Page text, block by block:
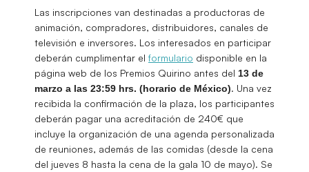
Las inscripciones van destinadas a productoras de
animación, compradores, distribuidores, canales de
televisión e inversores. Los interesados en participar
deberán cumplimentar el formulario disponible en la
página web de los Premios Quirino antes del 13 de
marzo a las 23:59 hrs. (horario de México). Una vez
recibida la confirmación de la plaza, los participantes
deberán pagar una acreditación de 240€ que
incluye la organización de una agenda personalizada
de reuniones, además de las comidas (desde la cena
del jueves 8 hasta la cena de la gala 10 de mayo). Se